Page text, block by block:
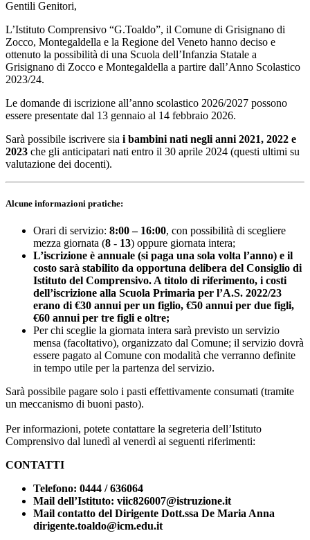
Gentili Genitori,
L’Istituto Comprensivo “G.Toaldo”, il Comune di Grisignano di
Zocco, Montegaldella e la Regione del Veneto hanno deciso e
ottenuto la possibilità di una Scuola dell’Infanzia Statale a
Grisignano di Zocco e Montegaldella a partire dall’Anno Scolastico
2023/24.
Le domande di iscrizione all’anno scolastico 2026/2027 possono
essere presentate dal 13 gennaio al 14 febbraio 2026.
Sarà possibile iscrivere sia i bambini nati negli anni 2021, 2022 e
2023 che gli anticipatari nati entro il 30 aprile 2024 (questi ultimi su
valutazione dei docenti).
Alcune informazioni pratiche:
Orari di servizio: 8:00 – 16:00, con possibilità di scegliere
mezza giornata (8 - 13) oppure giornata intera;
L’iscrizione è annuale (si paga una sola volta l’anno) e il
costo sarà stabilito da opportuna delibera del Consiglio di
Istituto del Comprensivo. A titolo di riferimento, i costi
dell’iscrizione alla Scuola Primaria per l’A.S. 2022/23
erano di €30 annui per un figlio, €50 annui per due figli,
€60 annui per tre figli e oltre;
Per chi sceglie la giornata intera sarà previsto un servizio
mensa (facoltativo), organizzato dal Comune; il servizio dovrà
essere pagato al Comune con modalità che verranno definite
in tempo utile per la partenza del servizio.
Sarà possibile pagare solo i pasti effettivamente consumati (tramite
un meccanismo di buoni pasto).
Per informazioni, potete contattare la segreteria dell’Istituto
Comprensivo dal lunedì al venerdì ai seguenti riferimenti:
CONTATTI
Telefono: 0444 / 636064
Mail dell’Istituto: viic826007@istruzione.it
Mail contatto del Dirigente Dott.ssa De Maria Anna
dirigente.toaldo@icm.edu.it